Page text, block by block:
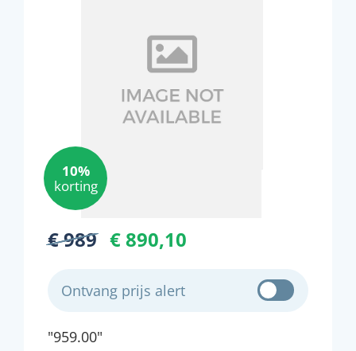
10%
korting
€ 989 € 890,10
Ontvang prijs alert
"959.00"